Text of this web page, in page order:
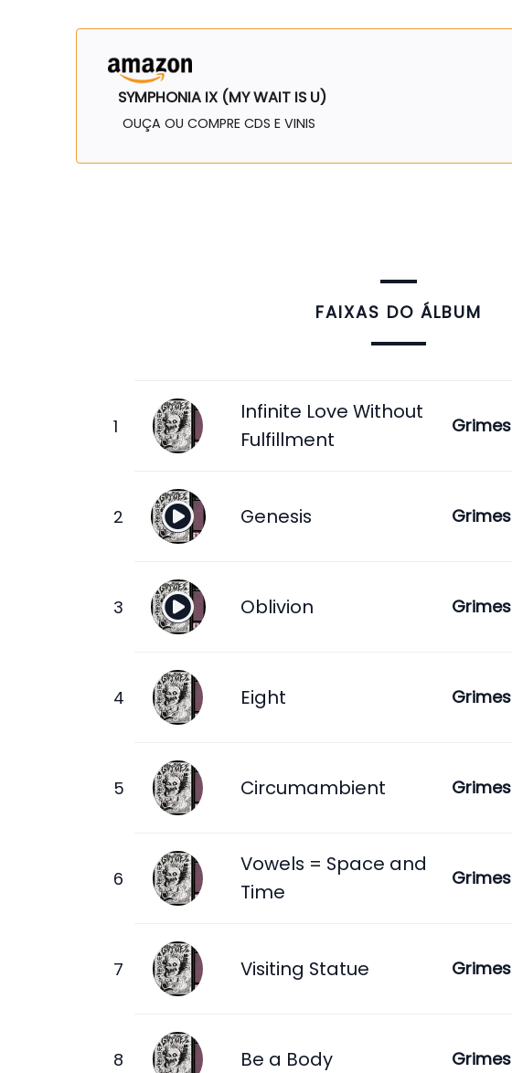
SYMPHONIA IX (MY WAIT IS U)
OUÇA OU COMPRE CDS E VINIS
FAIXAS DO ÁLBUM
Infinite Love Without
Fulfillment
Grimes
Genesis Grimes
Oblivion Grimes
Eight Grimes
Circumambient Grimes
Vowels = Space and
Time
Grimes
Visiting Statue Grimes
Be a Body Grimes